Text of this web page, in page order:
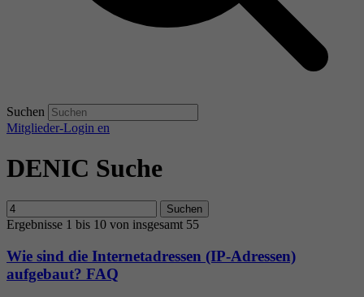
Suchen
Mitglieder-Login en
DENIC Suche
Suchen
Ergebnisse 1 bis 10 von insgesamt 55
Wie sind die Internetadressen (IP-Adressen)
aufgebaut? FAQ